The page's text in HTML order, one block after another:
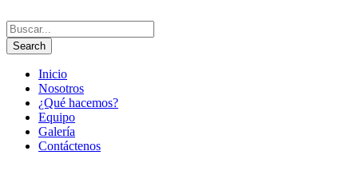
Inicio
Nosotros
¿Qué hacemos?
Equipo
Galería
Contáctenos